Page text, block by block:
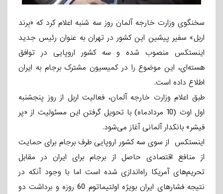
سخنگوی وزارت خارجه آلمان روز سه شنبه اعلام کرد که «بِرند
اربل» سفیر پیشین این کشور در تهران به عنوان رئیس جدید
اینستکس منصوب شده و سه کشور اروپایی در توافق
هسته‌ای، این موضوع را در کمیسیون مشترک برجام به ایران
اطلاع داده است.
طبق اعلام وزارت خارجه آلمان، فعالیت اربل از روز پنجشنبه
اول اوت (10 مردادماه) با تحویل گرفتن این مسئولیت از «پر
فیشر» بانکدار آلمانی آغاز می‌شود.
اینستکس از سوی سه کشور اروپایی طرف برجام برای حمایت
از منافع اقتصادی حاصل از برجام برای ایران در مقابل
تحریم‌های آمریکا راه‌اندازی شده است اما با وجود آنکه در
نتیجه فشارهای ایران بویژه اولتیماتوم 60 روزه و برداشت دو